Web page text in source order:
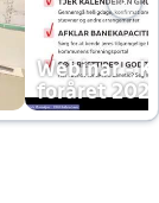
Webinar -
foråret